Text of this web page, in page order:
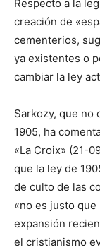
Respecto a la
creación de
cementerios,
ya existentes o
cambiar la ley
Sarkozy, que no
1905, ha
«La Croix» (21-
que la ley de
de culto de las
«no es justo
expansión
el cristianismo